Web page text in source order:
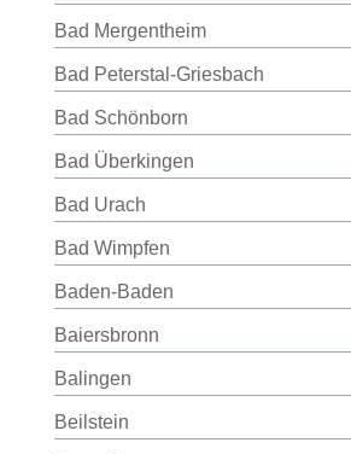
Bad Mergentheim
Bad Peterstal-Griesbach
Bad Schönborn
Bad Überkingen
Bad Urach
Bad Wimpfen
Baden-Baden
Baiersbronn
Balingen
Beilstein